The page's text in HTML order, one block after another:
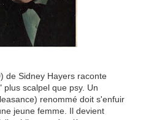
de Sidney Hayers raconte
scalpel que psy. Un
renommé doit s'enfuir
jeune femme. Il devient